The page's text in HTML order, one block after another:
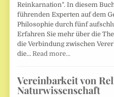
Reinkarnation". In diesem
führenden Experten auf dem
Philosophie durch fünf
Erfahren Sie mehr über die
die Verbindung zwischen
die… Read more…
Vereinbarkeit von
Naturwissenschaft